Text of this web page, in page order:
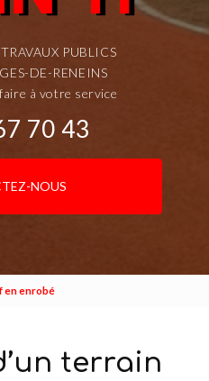
PUBLICS
DE-RENEINS
à votre service
70 43
NOUS
en enrobé
terrain